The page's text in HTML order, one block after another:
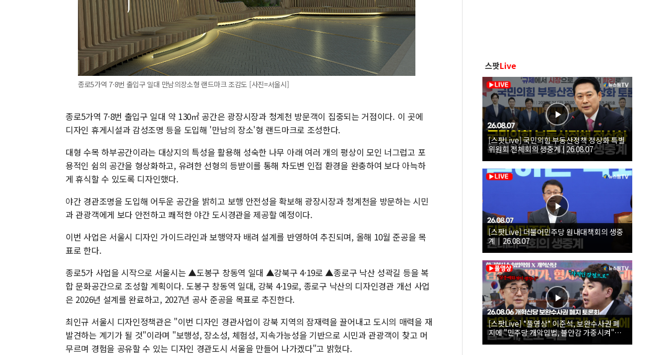
종로5가역 7·8번 출입구 일대 만남의장소형 랜드마크 조감도 [사진=서울시]
종로5가역 7·8번 출입구 일대 약 130㎡ 공간은 광장시장과 청계천 방문객이 집중되는 거점이다. 이 곳에
디자인 휴게시설과 감성조명 등을 도입해 '만남의 장소'형 랜드마크로 조성한다.
대형 수목 하부공간이라는 대상지의 특성을 활용해 성숙한 나무 아래 여러 개의 평상이 모인 너그럽고 포
용적인 쉼의 공간을 형상화하고, 유려한 선형의 등받이를 통해 차도변 인접 환경을 완충하여 보다 아늑하
게 휴식할 수 있도록 디자인했다.
야간 경관조명을 도입해 어두운 공간을 밝히고 보행 안전성을 확보해 광장시장과 청계천을 방문하는 시민
과 관광객에게 보다 안전하고 쾌적한 야간 도시경관을 제공할 예정이다.
이번 사업은 서울시 디자인 가이드라인과 보행약자 배려 설계를 반영하여 추진되며, 올해 10월 준공을 목
표로 한다.
종로5가 사업을 시작으로 서울시는 ▲도봉구 창동역 일대 ▲강북구 4·19로 ▲종로구 낙산 성곽길 등을 복
합 문화공간으로 조성할 계획이다. 도봉구 창동역 일대, 강북 4·19로, 종로구 낙산의 디자인경관 개선 사업
은 2026년 설계를 완료하고, 2027년 공사 준공을 목표로 추진한다.
최인규 서울시 디자인정책관은 "이번 디자인 경관사업이 강북 지역의 잠재력을 끌어내고 도시의 매력을 재
발견하는 계기가 될 것"이라며 "보행성, 장소성, 체험성, 지속가능성을 기반으로 시민과 관광객이 찾고 머
무르며 경험을 공유할 수 있는 디자인 경관도시 서울을 만들어 나가겠다"고 밝혔다.
스팟Live
[스팟Live] 국민의힘 부동산정책 정상화 특별
위원회 전체회의 생중계 | 26.08.07
[스팟Live] 더불어민주당 원내대책회의 생중
계｜26.08.07
[스팟Live] *풀영상* 이준석, 보완수사권 폐
지에 "민주당 개악입법, 불안감 가중시켜"｜
26.08.06 개혁신당 보완수사권 폐지 토론회